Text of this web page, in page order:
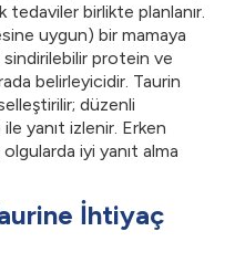
birlikte planlanır.
uygun) bir mamaya
sindirilebilir protein ve
belirleyicidir. Taurin
düzenli
yanıt izlenir. Erken
iyi yanıt alma
İhtiyaç